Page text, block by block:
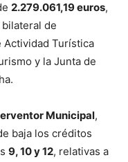
2.279.061,19 euros,
de
Turística
y la Junta de
Municipal,
baja los créditos
9, 10 y 12, relativas a